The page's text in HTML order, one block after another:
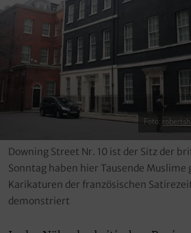
Foto:
Downing Street Nr. 10 ist der Sitz der
Sonntag haben hier Tausende
Karikaturen der französischen
demonstriert